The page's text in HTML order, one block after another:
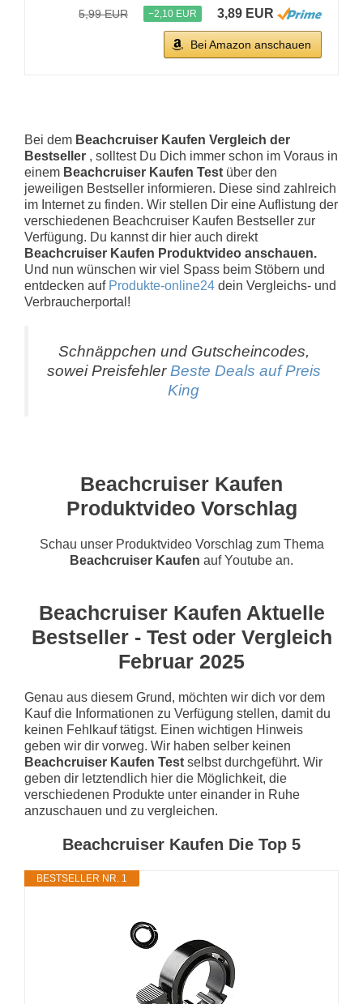
5,99 EUR −2,10 EUR 3,89 EUR
Bei Amazon anschauen
Bei dem Beachcruiser Kaufen Vergleich der
Bestseller , solltest Du Dich immer schon im Voraus in
einem Beachcruiser Kaufen Test über den
jeweiligen Bestseller informieren. Diese sind zahlreich
im Internet zu finden. Wir stellen Dir eine Auflistung der
verschiedenen Beachcruiser Kaufen Bestseller zur
Verfügung. Du kannst dir hier auch direkt
Beachcruiser Kaufen Produktvideo anschauen.
Und nun wünschen wir viel Spass beim Stöbern und
entdecken auf Produkte-online24 dein Vergleichs- und
Verbraucherportal!
Schnäppchen und Gutscheincodes,
sowei Preisfehler Beste Deals auf Preis
King
Beachcruiser Kaufen
Produktvideo Vorschlag
Schau unser Produktvideo Vorschlag zum Thema
Beachcruiser Kaufen auf Youtube an.
Beachcruiser Kaufen Aktuelle
Bestseller - Test oder Vergleich
Februar 2025
Genau aus diesem Grund, möchten wir dich vor dem
Kauf die Informationen zu Verfügung stellen, damit du
keinen Fehlkauf tätigst. Einen wichtigen Hinweis
geben wir dir vorweg. Wir haben selber keinen
Beachcruiser Kaufen Test selbst durchgeführt. Wir
geben dir letztendlich hier die Möglichkeit, die
verschiedenen Produkte unter einander in Ruhe
anzuschauen und zu vergleichen.
Beachcruiser Kaufen Die Top 5
BESTSELLER NR. 1